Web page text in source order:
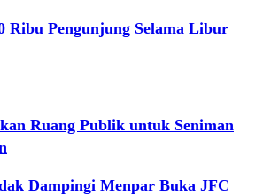
Ribu Pengunjung Selama Libur
Ruang Publik untuk Seniman
Dampingi Menpar Buka JFC